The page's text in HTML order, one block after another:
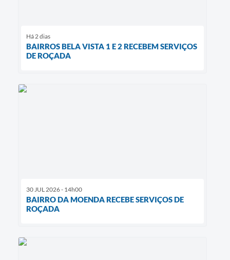
Há 2 dias
BAIRROS BELA VISTA 1 E 2 RECEBEM SERVIÇOS
DE ROÇADA
30 JUL 2026 - 14h00
BAIRRO DA MOENDA RECEBE SERVIÇOS DE
ROÇADA